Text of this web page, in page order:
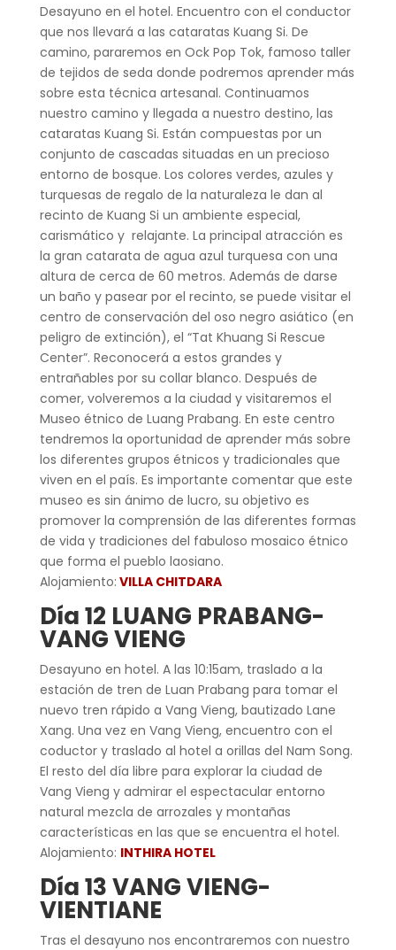
Desayuno en el hotel. Encuentro con el conductor
que nos llevará a las cataratas Kuang Si. De
camino, pararemos en Ock Pop Tok, famoso taller
de tejidos de seda donde podremos aprender más
sobre esta técnica artesanal. Continuamos
nuestro camino y llegada a nuestro destino, las
cataratas Kuang Si. Están compuestas por un
conjunto de cascadas situadas en un precioso
entorno de bosque. Los colores verdes, azules y
turquesas de regalo de la naturaleza le dan al
recinto de Kuang Si un ambiente especial,
carismático y relajante. La principal atracción es
la gran catarata de agua azul turquesa con una
altura de cerca de 60 metros. Además de darse
un baño y pasear por el recinto, se puede visitar el
centro de conservación del oso negro asiático (en
peligro de extinción), el “Tat Khuang Si Rescue
Center”. Reconocerá a estos grandes y
entrañables por su collar blanco. Después de
comer, volveremos a la ciudad y visitaremos el
Museo étnico de Luang Prabang. En este centro
tendremos la oportunidad de aprender más sobre
los diferentes grupos étnicos y tradicionales que
viven en el país. Es importante comentar que este
museo es sin ánimo de lucro, su objetivo es
promover la comprensión de las diferentes formas
de vida y tradiciones del fabuloso mosaico étnico
que forma el pueblo laosiano.
Alojamiento: VILLA CHITDARA
Día 12 LUANG PRABANG-
VANG VIENG
Desayuno en hotel. A las 10:15am, traslado a la
estación de tren de Luan Prabang para tomar el
nuevo tren rápido a Vang Vieng, bautizado Lane
Xang. Una vez en Vang Vieng, encuentro con el
coductor y traslado al hotel a orillas del Nam Song.
El resto del día libre para explorar la ciudad de
Vang Vieng y admirar el espectacular entorno
natural mezcla de arrozales y montañas
características en las que se encuentra el hotel.
Alojamiento: INTHIRA HOTEL
Día 13 VANG VIENG-
VIENTIANE
Tras el desayuno nos encontraremos con nuestro